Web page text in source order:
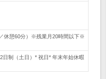
休憩60分）※残業月20時間以下※
日制（土日）* 祝日* 年末年始休暇